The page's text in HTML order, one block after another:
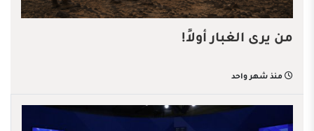
من يرى الغبار أولاً!
منذ شهر واحد